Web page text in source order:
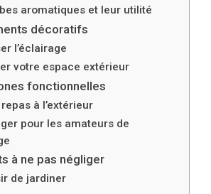
aromatiques et leur utilité
décoratifs
l’éclairage
votre espace extérieur
fonctionnelles
à l’extérieur
pour les amateurs de
à ne pas négliger
de jardiner